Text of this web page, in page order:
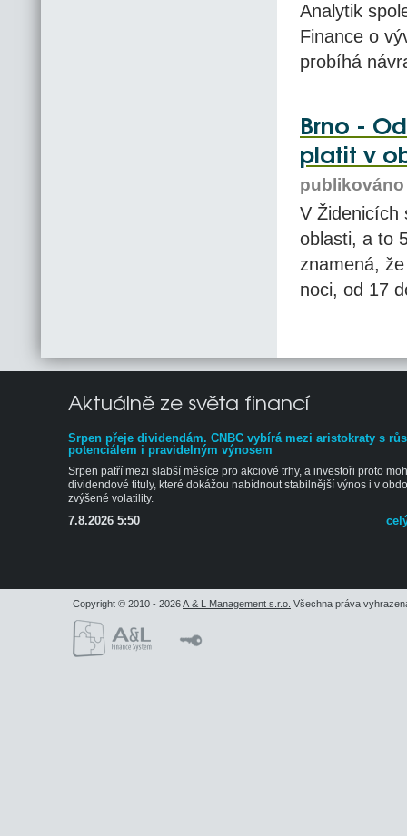
Analytik
Finance o
probíhá
Brno -
platit v
publikováno
V Židenicích
oblasti, a to
znamená,
noci, od 17
Aktuálně ze světa financí
Panika netrvala dlouho - Alpha týdne
Leopoldův blow-up otřásl AI sektorem Nejsledovanější událostí
kolaps hedge...
7.8.2026 6:30
Copyright © 2010 - 2026A & L Management s.r.o. Všechna práva